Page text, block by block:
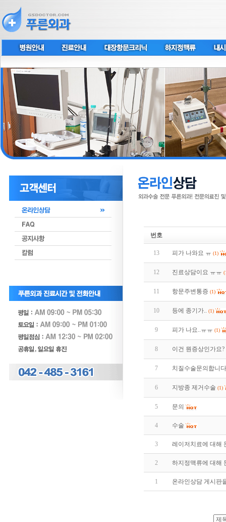
번호
13 피가 나와요 ㅠ (1)
12 진료상담이요 ㅠㅠ
11 항문주변통증 (1)
10 등에 종기가.. (1)
9 피가 나요..ㅠㅠ (1)
8 이건 뭔증상인가요?
7 치질수술문의합니다
6 지방종 제거수술 (1)
5 문의
4 수술
3 레이저치료에 대해
2 하지정맥류에 대해
1 온라인상담 게시판